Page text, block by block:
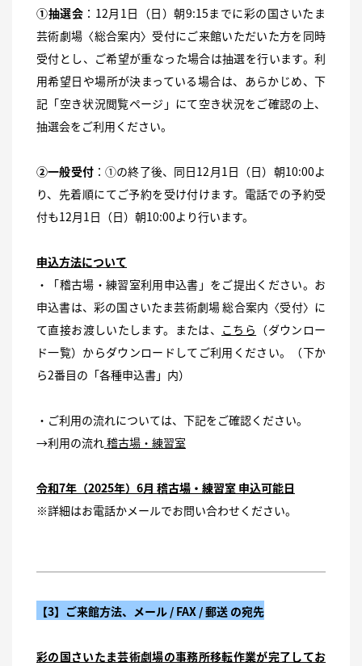
①抽選会 ：12月1日（日）朝9:15までに彩の国さいたま
芸術劇場〈総合案内〉受付にご来館いただいた方を同時
受付とし、ご希望が重なった場合は抽選を行います。利
用希望日や場所が決まっている場合は、あらかじめ、下
記「空き状況閲覧ページ」にて空き状況をご確認の上、
抽選会をご利用ください。
②一般受付：①の終了後、同日12月1日（日）朝10:00よ
り、先着順にてご予約を受け付けます。電話での予約受
付も12月1日（日）朝10:00より行います。
申込方法について
・「稽古場・練習室利用申込書」をご提出ください。お
申込書は、彩の国さいたま芸術劇場 総合案内〈受付〉に
て直接お渡しいたします。または、 こちら （ダウンロー
ド一覧）からダウンロードしてご利用ください。（下か
ら2番目の「各種申込書」内）
・ご利用の流れについては、下記をご確認ください。
→利用の流れ稽古場・練習室
令和7年（2025年）6月 稽古場・練習室 申込可能日
※詳細はお電話かメールでお問い合わせください。
【3】ご来館方法、メール / FAX / 郵送 の宛先
彩の国さいたま芸術劇場の事務所移転作業が完了してお